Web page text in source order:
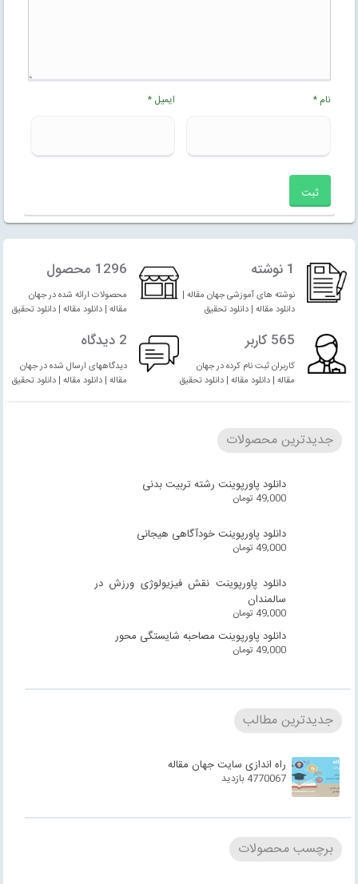
نام* ایمیل*
1 نوشته
نوشته های آموزشی جهان مقاله |
دانلود مقاله | دانلود تحقیق
1296 محصول
محصولات ارائه شده در جهان
مقاله | دانلود مقاله | دانلود تحقیق
565 کاربر
کاربران ثبت نام کرده در جهان
مقاله | دانلود مقاله | دانلود تحقیق
2 دیدگاه
دیدگاههای ارسال شده در جهان
مقاله | دانلود مقاله | دانلود تحقیق
جدیدترین محصولات
دانلود پاورپوینت رشته تربیت بدنی
49,000 تومان
دانلود پاورپوینت خودآگاهی هیجانی
49,000 تومان
دانلود پاورپوینت نقش فیزیولوژی ورزش در
سالمندان
49,000 تومان
دانلود پاورپوینت مصاحبه شایستگی محور
49,000 تومان
جدیدترین مطالب
راه اندازی سایت جهان مقاله
4770067 بازدید
برچسب محصولات